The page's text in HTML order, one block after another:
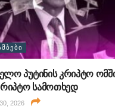
პუტინის კრიპტო
სამოთხედ
2026